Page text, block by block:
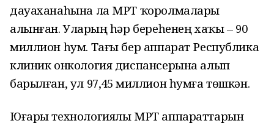
дауаханаһына ла МРТ ҡоролмалары
алынған. Уларҙың һәр береһенең хаҡы – 90
миллион һум. Тағы бер аппарат Республика
клиник онкология диспансерына алып
барылған, ул 97,45 миллион һумға төшкән.
Юғары технологиялы МРТ аппараттарын